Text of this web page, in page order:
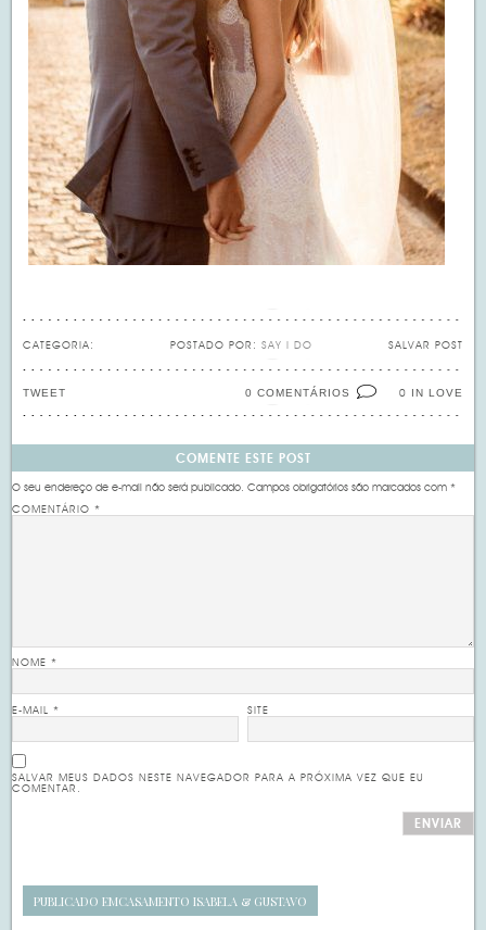
CATEGORIA: SALVAR POST
POSTADO POR: SAY I DO
0 IN LOVE
0 COMENTÁRIOS
TWEET
COMENTE ESTE POST
O seu endereço de e-mail não será publicado. Campos obrigatórios são marcados com*
COMENTÁRIO*
NOME*
E-MAIL* SITE
SALVAR MEUS DADOS NESTE NAVEGADOR PARA A PRÓXIMA VEZ QUE EU
COMENTAR.
PUBLICADO EMCASAMENTO ISABELA & GUSTAVO